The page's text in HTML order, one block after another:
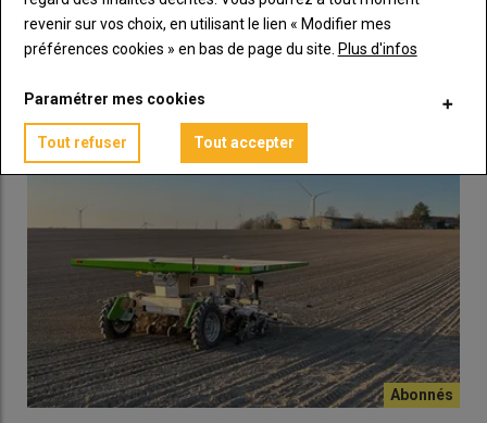
06 mars 2026
La dérogation 120 jours demandée par l’ITB pour l’insecticide
Verseon de BASF a été acceptée le 3 mars.…
revenir sur vos choix, en utilisant le lien « Modifier mes
préférences cookies » en bas de page du site. Plus d'infos
Paramétrer mes cookies
Tout refuser Tout accepter